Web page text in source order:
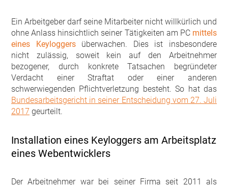
Ein Arbeitgeber darf seine Mitarbeiter nicht willkürlich und
ohne Anlass hinsichtlich seiner Tätigkeiten am PC mittels
eines Keyloggers überwachen. Dies ist insbesondere
nicht zulässig, soweit kein auf den Arbeitnehmer
bezogener, durch konkrete Tatsachen begründeter
Verdacht einer Straftat oder einer anderen
schwerwiegenden Pflichtverletzung besteht. So hat das
Bundesarbeitsgericht in seiner Entscheidung vom 27. Juli
2017 geurteilt.
Installation eines Keyloggers am Arbeitsplatz
eines Webentwicklers
Der Arbeitnehmer war bei seiner Firma seit 2011 als